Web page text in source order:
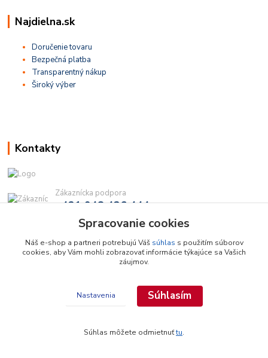
Najdielna.sk
Doručenie tovaru
Bezpečná platba
Transparentný nákup
Široký výber
Kontakty
Zákaznícka podpora
+421 948 436 444
(Po-Pia, 9-16 hod.)
info@najdielna.sk
Copyright © 2026 najdielna.sk
Spracovanie cookies
Náš e-shop a partneri potrebujú Váš súhlas s použitím súborov
cookies, aby Vám mohli zobrazovať informácie týkajúce sa Vašich
záujmov.
Nastavenia Súhlasím
Súhlas môžete odmietnuťtu.